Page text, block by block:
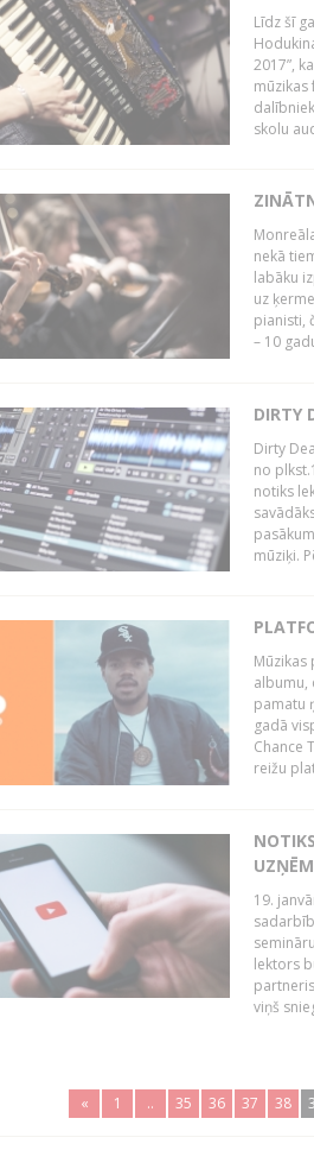
Līdz šī
2017”,
mūzikas
skolu
nekā
labāku
uz
pianisti,
– 10
DIRTY
Dirty
no
notiks
mūziķi.
albumu,
pamatu
gadā
Chance
reižu
19.
lektors
viņš
« 1 .. 35 36 37 38